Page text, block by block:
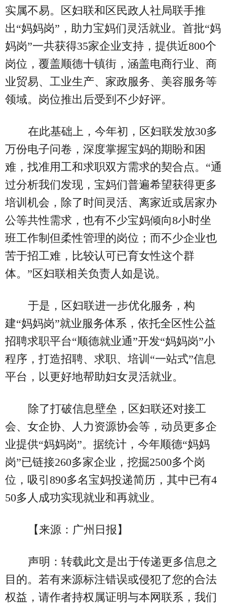
实属不易。区妇联和区民政人社局联手推
出“妈妈岗”，助力宝妈们灵活就业。首批“妈
妈岗”一共获得35家企业支持，提供近800个
岗位，覆盖顺德十镇街，涵盖电商行业、商
业贸易、工业生产、家政服务、美容服务等
领域。岗位推出后受到不少好评。
在此基础上，今年初，区妇联发放30多
万份电子问卷，深度掌握宝妈的期盼和困
难，找准用工和求职双方需求的契合点。“通
过分析我们发现，宝妈们普遍希望获得更多
培训机会，除了时间灵活、离家近或居家办
公等共性需求，也有不少宝妈倾向8小时坐
班工作制但柔性管理的岗位；而不少企业也
苦于招工难，比较认可已育女性这个群
体。”区妇联相关负责人如是说。
于是，区妇联进一步优化服务，构
建“妈妈岗”就业服务体系，依托全区性公益
招聘求职平台“顺德就业通”开发“妈妈岗”小
程序，打造招聘、求职、培训“一站式”信息
平台，以更好地帮助妇女灵活就业。
除了打破信息壁垒，区妇联还对接工
会、女企协、人力资源协会等，动员更多企
业提供“妈妈岗”。据统计，今年顺德“妈妈
岗”已链接260多家企业，挖掘2500多个岗
位，吸引890多名宝妈投递简历，其中已有4
50多人成功实现就业和再就业。
【来源：广州日报】
声明：转载此文是出于传递更多信息之
目的。若有来源标注错误或侵犯了您的合法
权益，请作者持权属证明与本网联系，我们